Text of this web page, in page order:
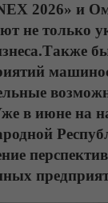
2026» и
не только
Также
в июне на